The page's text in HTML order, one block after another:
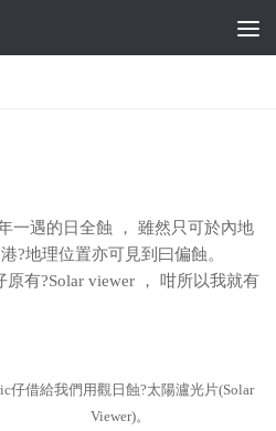
一遇的日全蝕 ， 雖然只可於內地
?地理位置亦可見到曰偏蝕。
有?Solar viewer ， 咁所以我就有
仔借給我們用觀日蝕?太陽瀘光片(Solar
Viewer)。